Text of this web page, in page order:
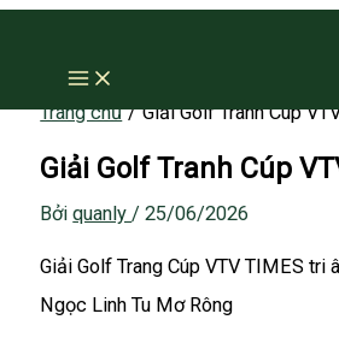
nội Trang chủ Giải Golf Tranh Cúp
Giải Golf Tranh Cúp
Bởiquanly/25/06/2026
Giải Golf Trang Cúp VTV TIMES tri
Ngọc Linh Tu Mơ Rông